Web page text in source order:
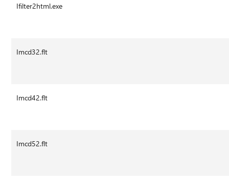
Ifilter2html.exe
Imcd32.flt
Imcd42.flt
Imcd52.flt